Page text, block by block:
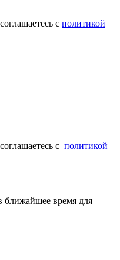
с политикой
с политикой
ближайшее время для